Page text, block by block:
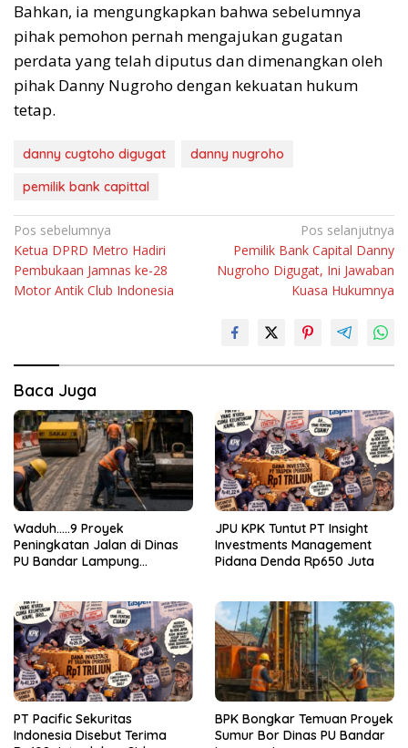
Bahkan, ia mengungkapkan bahwa sebelumnya
pihak pemohon pernah mengajukan gugatan
perdata yang telah diputus dan dimenangkan oleh
pihak Danny Nugroho dengan kekuatan hukum
tetap.
danny cugtoho digugat
danny nugroho
pemilik bank capittal
Navigasi
pos
Pos sebelumnya
Ketua DPRD Metro Hadiri
Pembukaan Jamnas ke-28
Motor Antik Club Indonesia
Pos selanjutnya
Pemilik Bank Capital Danny
Nugroho Digugat, Ini Jawaban
Kuasa Hukumnya
Baca Juga
Waduh…..9 Proyek
Peningkatan Jalan di Dinas
PU Bandar Lampung
JPU KPK Tuntut PT Insight
Investments Management
Pidana Denda Rp650 Juta
PT Pacific Sekuritas
Indonesia Disebut Terima
BPK Bongkar Temuan Proyek
Sumur Bor Dinas PU Bandar